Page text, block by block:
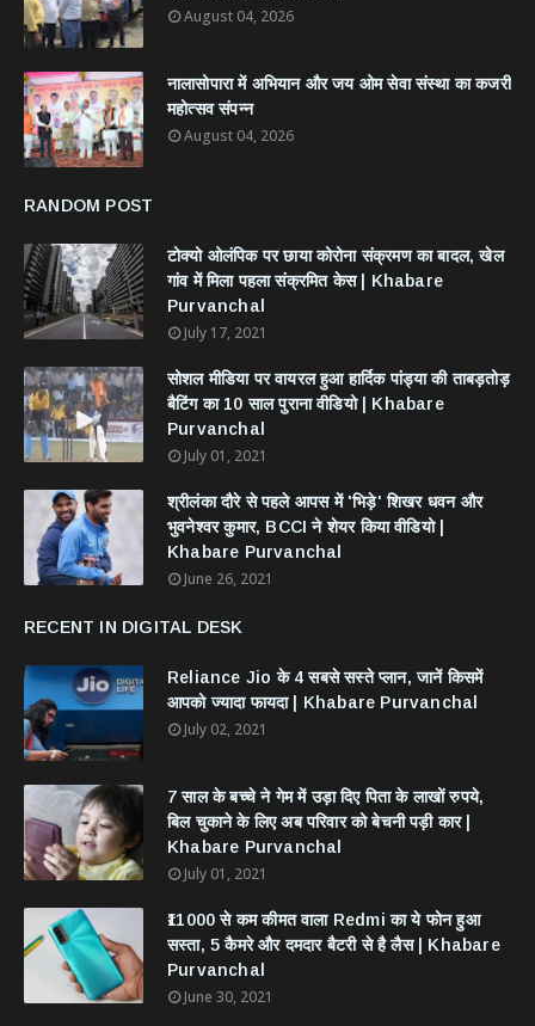
August 04, 2026
नालासोपारा में अभियान और जय ओम सेवा संस्था का कजरी
महोत्सव संपन्न
August 04, 2026
RANDOM POST
टोक्यो ओलंपिक पर छाया कोरोना संक्रमण का बादल, खेल
गांव में मिला पहला संक्रमित केस | Khabare
Purvanchal
July 17, 2021
सोशल मीडिया पर वायरल हुआ हार्दिक पांड्या की ताबड़तोड़
बैटिंग का 10 साल पुराना वीडियो | Khabare
Purvanchal
July 01, 2021
श्रीलंका दौरे से पहले आपस में 'भिड़े' शिखर धवन और
भुवनेश्वर कुमार, BCCI ने शेयर किया वीडियो |
Khabare Purvanchal
June 26, 2021
RECENT IN DIGITAL DESK
Reliance Jio के 4 सबसे सस्ते प्लान, जानें किसमें
आपको ज्यादा फायदा | Khabare Purvanchal
July 02, 2021
7 साल के बच्चे ने गेम में उड़ा दिए पिता के लाखों रुपये,
बिल चुकाने के लिए अब परिवार को बेचनी पड़ी कार |
Khabare Purvanchal
July 01, 2021
₹11000 से कम कीमत वाला Redmi का ये फोन हुआ
सस्ता, 5 कैमरे और दमदार बैटरी से है लैस | Khabare
Purvanchal
June 30, 2021